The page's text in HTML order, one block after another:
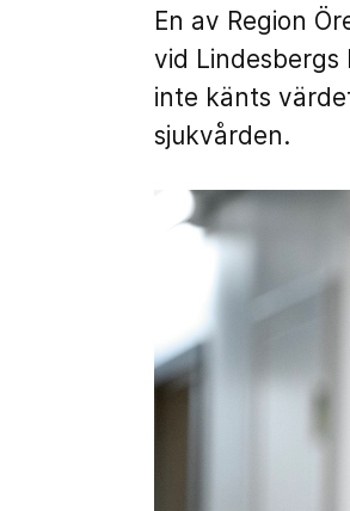
En av Region
vid Lindesbergs
inte känts
sjukvården.